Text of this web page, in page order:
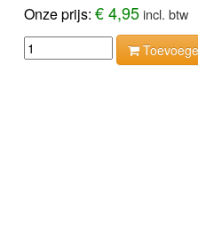
Onze prijs:€ 4,95 incl. btw